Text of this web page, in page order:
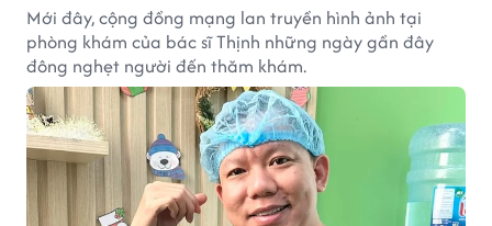
Mới đây, cộng đồng mạng lan truyền hình ảnh tại
phòng khám của bác sĩ Thịnh những ngày gần đây
đông nghẹt người đến thăm khám.